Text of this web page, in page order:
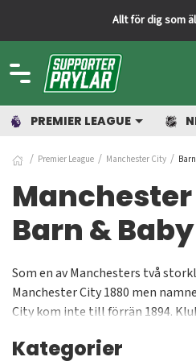
Allt för dig som
PREMIER LEAGUE
Premier League Manchester City
Barn & Baby
Som en av Manchesters två
Manchester City 1880 men
City kom inte till förrän 1894.
sämre period köptes laget 2008
Kategorier